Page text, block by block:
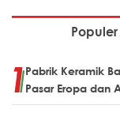
Populer
Pabrik Keramik
Pasar Eropa dan